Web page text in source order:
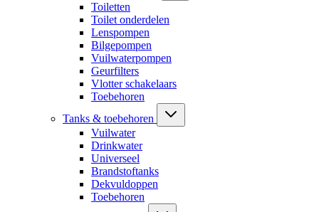
Toiletten
Toilet onderdelen
Lenspompen
Bilgepompen
Vuilwaterpompen
Geurfilters
Vlotter schakelaars
Toebehoren
Tanks & toebehoren
Vuilwater
Drinkwater
Universeel
Brandstoftanks
Dekvuldoppen
Toebehoren